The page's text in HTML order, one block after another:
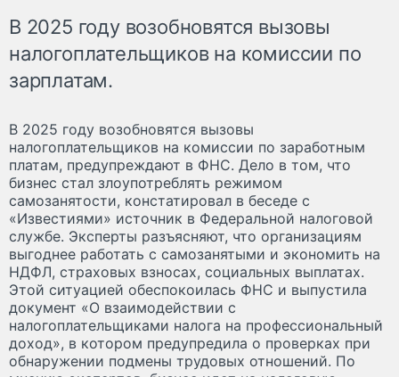
В 2025 году возобновятся вызовы
налогоплательщиков на комиссии по
зарплатам.
В 2025 году возобновятся вызовы
налогоплательщиков на комиссии по заработным
платам, предупреждают в ФНС. Дело в том, что
бизнес стал злоупотреблять режимом
самозанятости, констатировал в беседе с
«Известиями» источник в Федеральной налоговой
службе. Эксперты разъясняют, что организациям
выгоднее работать с самозанятыми и экономить на
НДФЛ, страховых взносах, социальных выплатах.
Этой ситуацией обеспокоилась ФНС и выпустила
документ «О взаимодействии с
налогоплательщиками налога на профессиональный
доход», в котором предупредила о проверках при
обнаружении подмены трудовых отношений. По